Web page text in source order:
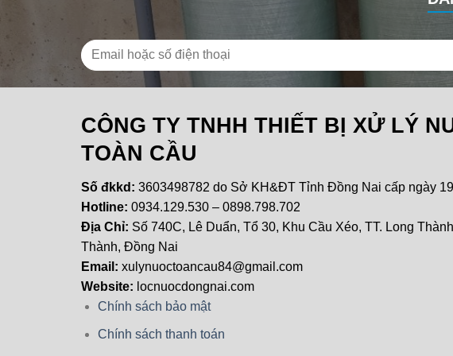
CÔNG TY TNHH THIẾT BỊ XỬ LÝ
TOÀN CẦU
Số đkkd: 3603498782 do Sở KH&ĐT Tỉnh Đồng Nai cấp ngày
Hotline: 0934.129.530 – 0898.798.702
Địa Chỉ: Số 740C, Lê Duẩn, Tổ 30, Khu Cầu Xéo, TT. Long
Thành, Đồng Nai
Email: xulynuoctoancau84@gmail.com
Website: locnuocdongnai.com
Chính sách bảo mật
Chính sách thanh toán